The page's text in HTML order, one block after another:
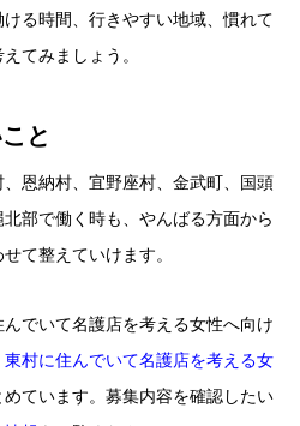
る時間、行きやすい地域、慣れて
てみましょう。
と
恩納村、宜野座村、金武町、国頭
部で働く時も、やんばる方面から
て整えていけます。
でいて名護店を考える女性へ向け
村に住んでいて名護店を考える女
ています。募集内容を確認したい